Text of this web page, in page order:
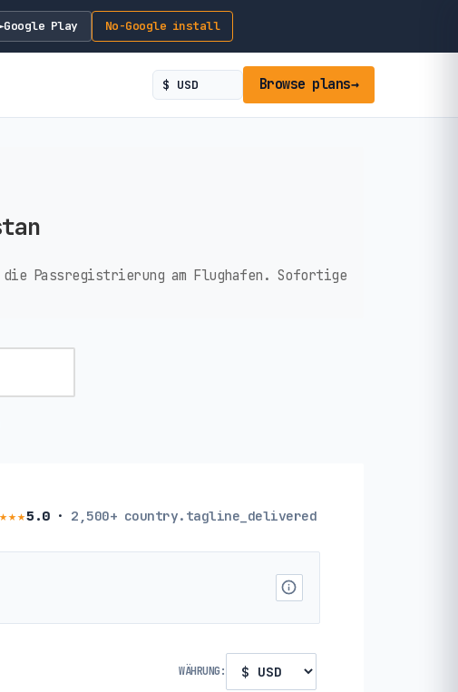
►Google Play No-Google install
Browse plans→
die Passregistrierung am Flughafen. Sofortige
5.0· 2,500+ country.tagline_delivered
WÄHRUNG: